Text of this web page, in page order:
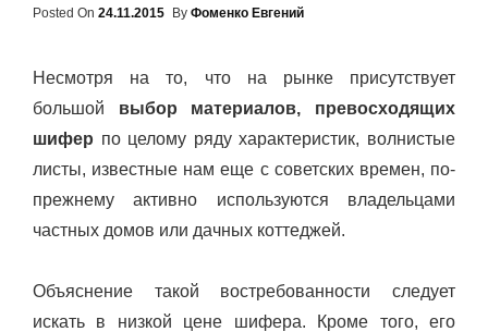
Posted On Posted
24.11.2015 By Фоменко Евгений
Несмотря на то, что на рынке присутствует
большой выбор материалов, превосходящих
шифер по целому ряду характеристик, волнистые
листы, известные нам еще с советских времен, по-
прежнему активно используются владельцами
частных домов или дачных коттеджей.
Объяснение такой востребованности следует
искать в низкой цене шифера. Кроме того, его